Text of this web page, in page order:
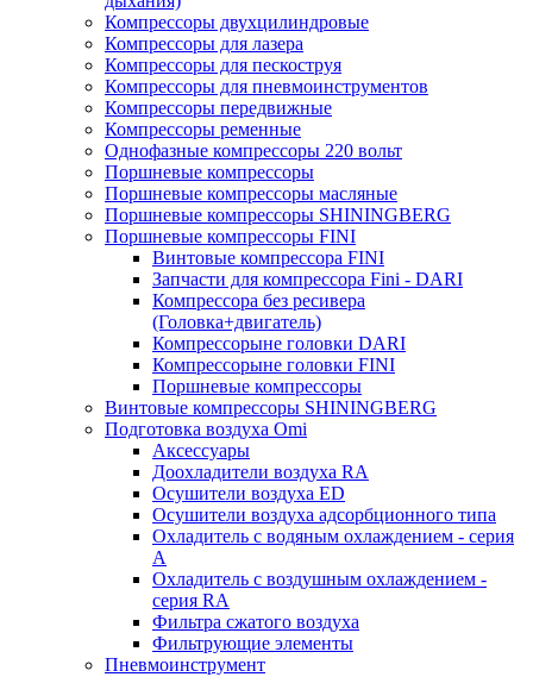
Компрессоры двухцилиндровые
Компрессоры для лазера
Компрессоры для пескоструя
Компрессоры для пневмоинструментов
Компрессоры передвижные
Компрессоры ременные
Однофазные компрессоры 220 вольт
Поршневые компрессоры
Поршневые компрессоры масляные
Поршневые компрессоры SHININGBERG
Поршневые компрессоры FINI
Винтовые компрессора FINI
Запчасти для компрессора Fini - DARI
Компрессора без ресивера
(Головка+двигатель)
Компрессорыне головки DARI
Компрессорыне головки FINI
Поршневые компрессоры
Винтовые компрессоры SHININGBERG
Подготовка воздуха Omi
Аксессуары
Доохладители воздуха RA
Осушители воздуха ED
Осушители воздуха адсорбционного типа
Охладитель с водяным охлаждением - серия
A
Охладитель с воздушным охлаждением -
серия RA
Фильтра сжатого воздуха
Фильтрующие элементы
Пневмоинструмент